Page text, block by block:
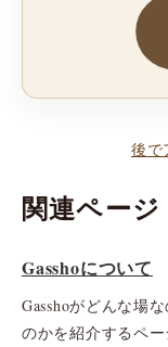
後で
関連ページ
Gasshoについて
Gasshoがどんな場
のかを紹介するペー